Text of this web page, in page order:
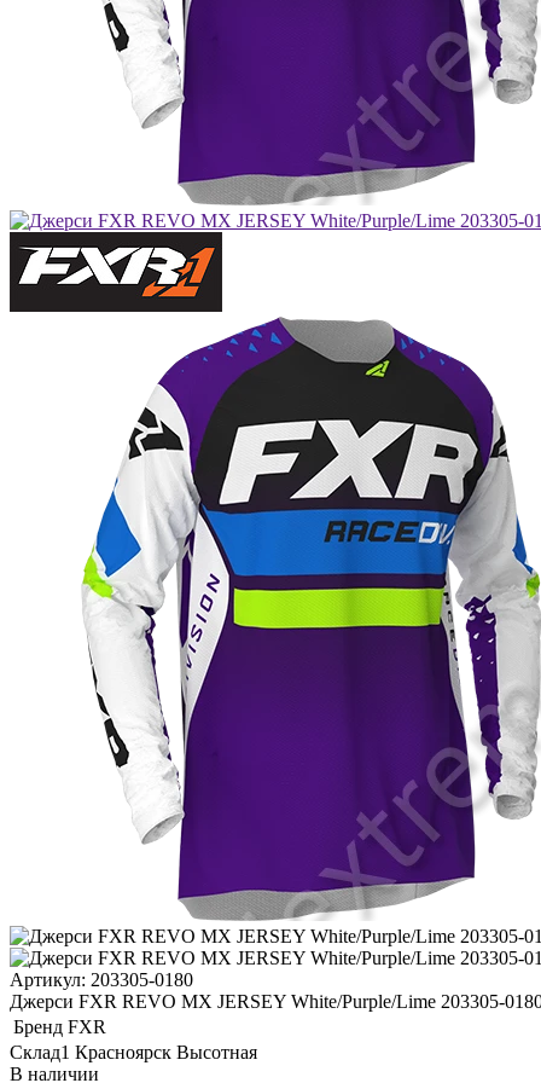
Артикул: 203305-0180
Джерси FXR REVO MX JERSEY White/Purple/Lime 203305-
Бренд FXR
Склад1 Красноярск Высотная
В наличии